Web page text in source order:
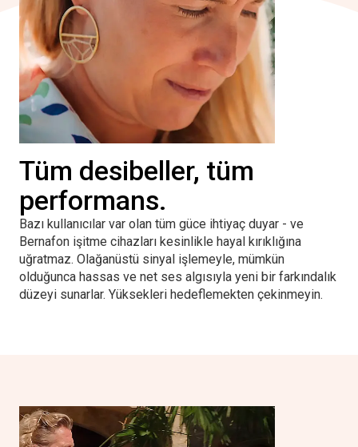
Tüm desibeller, tüm
performans.
Bazı kullanıcılar var olan tüm güce ihtiyaç duyar - ve
Bernafon işitme cihazları kesinlikle hayal kırıklığına
uğratmaz. Olağanüstü sinyal işlemeyle, mümkün
olduğunca hassas ve net ses algısıyla yeni bir farkındalık
düzeyi sunarlar. Yüksekleri hedeflemekten çekinmeyin.